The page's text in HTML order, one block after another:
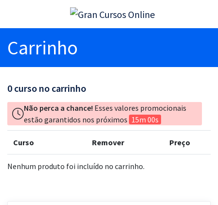
Carrinho
0 curso no carrinho
Não perca a chance! Esses valores promocionais
estão garantidos nos próximos 15m 00s
Curso Remover Preço
Nenhum produto foi incluído no carrinho.